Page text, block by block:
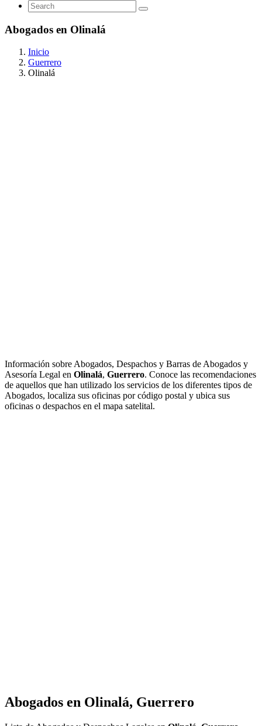
Abogados en Olinalá
Inicio
Guerrero
Olinalá
Información sobre Abogados, Despachos y Barras de Abogados y
Asesoría Legal en Olinalá, Guerrero. Conoce las recomendaciones
de aquellos que han utilizado los servicios de los diferentes tipos de
Abogados, localiza sus oficinas por código postal y ubica sus
oficinas o despachos en el mapa satelital.
Abogados en Olinalá, Guerrero